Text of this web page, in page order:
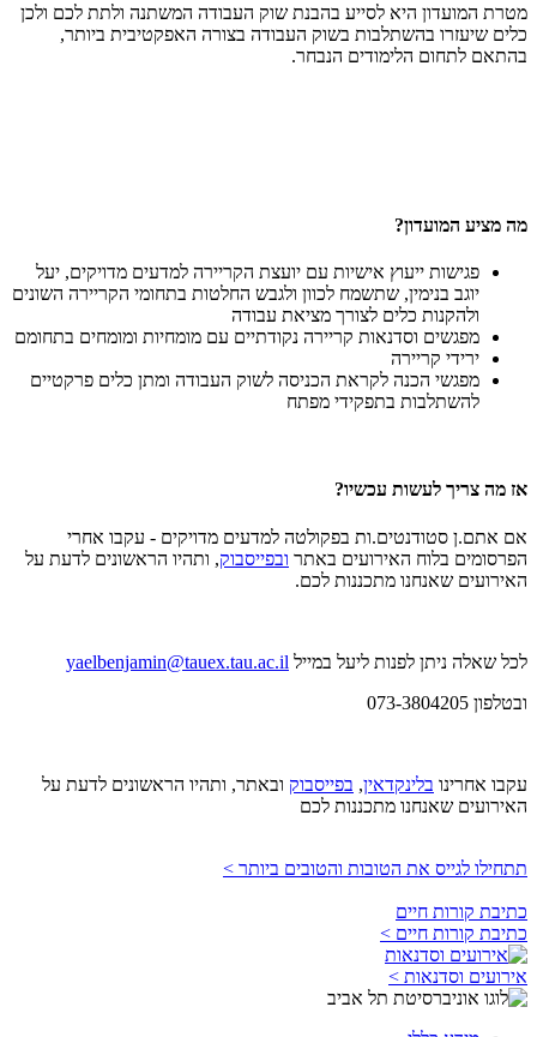
מטרת המועדון היא לסייע בהבנת שוק העבודה המשתנה ולתת לכם ולכן
כלים שיעזרו בהשתלבות בשוק העבודה בצורה האפקטיבית ביותר,
בהתאם לתחום הלימודים הנבחר.
מה מציע המועדון?
פגישות ייעוץ אישיות עם יועצת הקריירה למדעים מדויקים, יעל
יוגב בנימין, שתשמח לכוון ולגבש החלטות בתחומי הקריירה השונים
ולהקנות כלים לצורך מציאת עבודה
מפגשים וסדנאות קריירה נקודתיים עם מומחיות ומומחים בתחומם
ירידי קריירה
מפגשי הכנה לקראת הכניסה לשוק העבודה ומתן כלים פרקטיים
להשתלבות בתפקידי מפתח
אז מה צריך לעשות עכשיו?
אם אתם.ן סטודנטים.ות בפקולטה למדעים מדויקים - עקבו אחרי
הפרסומים בלוח האירועים באתר ובפייסבוק, ותהיו הראשונים לדעת על
האירועים שאנחנו מתכננות לכם.
לכל שאלה ניתן לפנות ליעל במייל yaelbenjamin@tauex.tau.ac.il
ובטלפון 073-3804205
עקבו אחרינו בלינקדאין, בפייסבוק ובאתר, ותהיו הראשונים לדעת על
האירועים שאנחנו מתכננות לכם
תתחילו לגייס את הטובות והטובים ביותר >
כתיבת קורות חיים
כתיבת קורות חיים >
אירועים וסדנאות >